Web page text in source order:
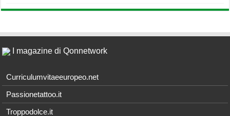
I magazine di Qonnetwork
Curriculumvitaeeuropeo.net
Passionetattoo.it
Troppodolce.it